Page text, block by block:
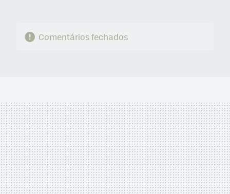
Comentários fechados